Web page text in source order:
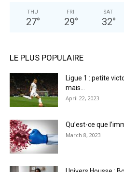
THU
27°
FRI
29°
SAT
32°
LE PLUS POPULAIRE
Ligue 1 : petite
mais...
April 22, 2023
Qu’est-ce que
March 8, 2023